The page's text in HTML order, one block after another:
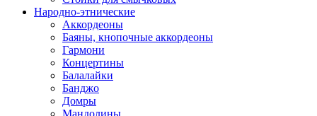
Народно-этнические
Аккордеоны
Баяны, кнопочные аккордеоны
Гармони
Концертины
Балалайки
Банджо
Домры
Мандолины